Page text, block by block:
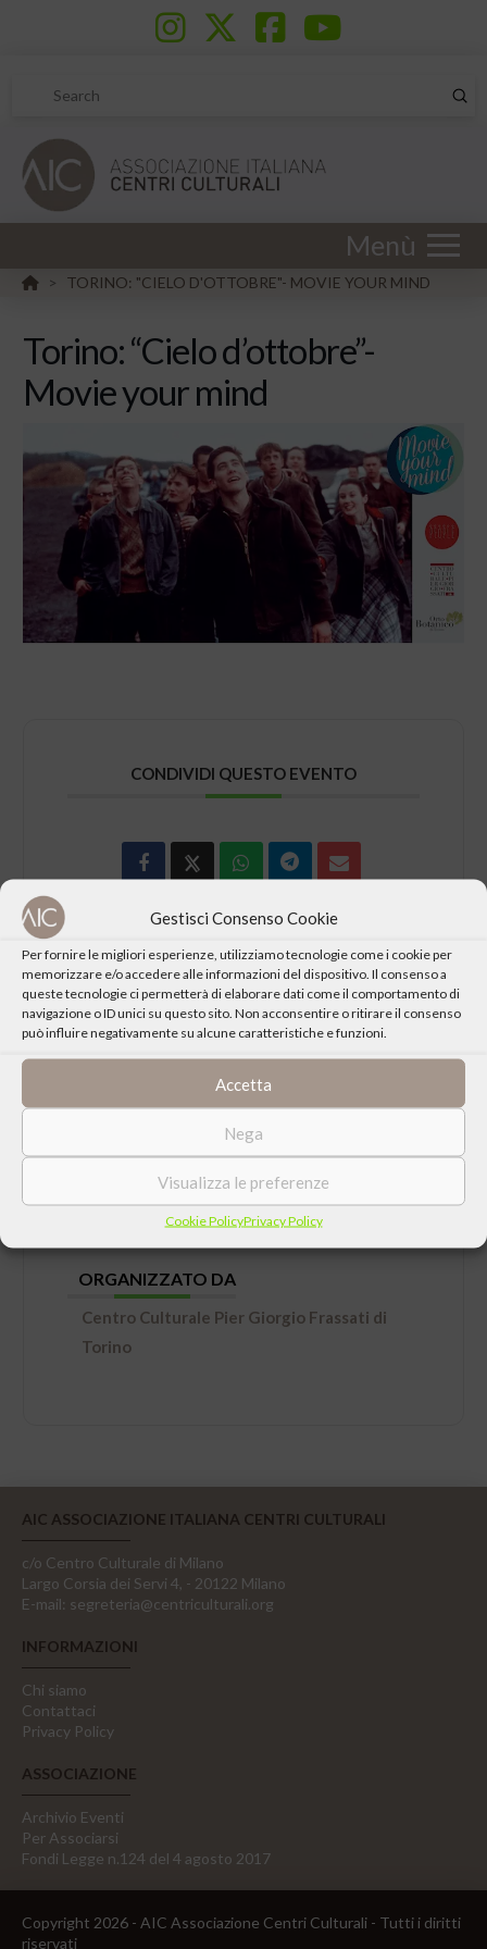
Gestisci Consenso Cookie
Per fornire le migliori esperienze, utilizziamo tecnologie come i cookie per
memorizzare e/o accedere alle informazioni del dispositivo. Il consenso a
queste tecnologie ci permetterà di elaborare dati come il comportamento di
navigazione o ID unici su questo sito. Non acconsentire o ritirare il consenso
può influire negativamente su alcune caratteristiche e funzioni.
Accetta
Nega
Visualizza le preferenze
Cookie PolicyPrivacy Policy
Search
Menù
HOME
> TORINO: "CIELO D'OTTOBRE"- MOVIE YOUR MIND
Torino: “Cielo d’ottobre”-
Movie your mind
CONDIVIDI QUESTO EVENTO
DATA
Sabato 13 Settembre 2025 ore 21:00
Orto Botanico (viale Mattioli, 25, Parco del
Valentino, Torino)
ORGANIZZATO DA
Centro Culturale Pier Giorgio Frassati di
Torino
AIC ASSOCIAZIONE ITALIANA CENTRI CULTURALI
c/o Centro Culturale di Milano
Largo Corsia dei Servi 4, - 20122 Milano
E-mail: segreteria@centriculturali.org
INFORMAZIONI
Chi siamo
Contattaci
Privacy Policy
ASSOCIAZIONE
Archivio Eventi
Per Associarsi
Fondi Legge n.124 del 4 agosto 2017
Copyright 2026 - AIC Associazione Centri Culturali - Tutti i diritti
riservati